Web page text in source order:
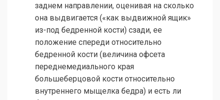
заднем направлении, оценивая на сколько
она выдвигается («как выдвижной ящик»
из-под бедренной кости) сзади, ее
положение спереди относительно
бедренной кости (величина офсета
переднемедиального края
большеберцовой кости относительно
внутреннего мыщелка бедра) и есть ли